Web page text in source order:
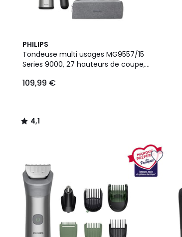
PHILIPS
Tondeuse multi usages MG9557/15
Series 9000, 27 hauteurs de coupe,
109,99 €
4,1
/ 5
4,1
/